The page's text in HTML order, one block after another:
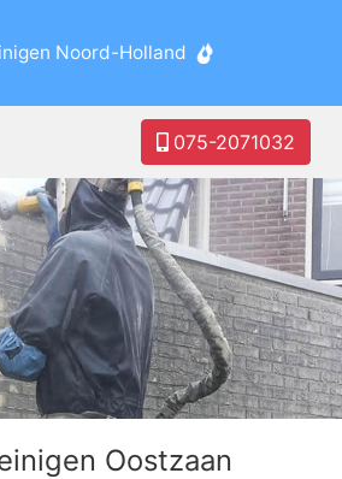
Noord-Holland
075-2071032
Oostzaan